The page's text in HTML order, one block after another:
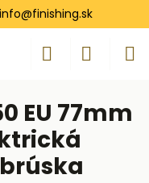
info@finishing.sk
EU 77mm